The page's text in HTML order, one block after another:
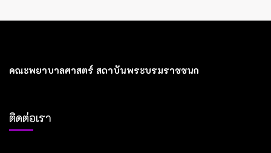
คณะพยาบาลศาสตร์ สถาบันพระบรมราชชนก
ติดต่อเรา